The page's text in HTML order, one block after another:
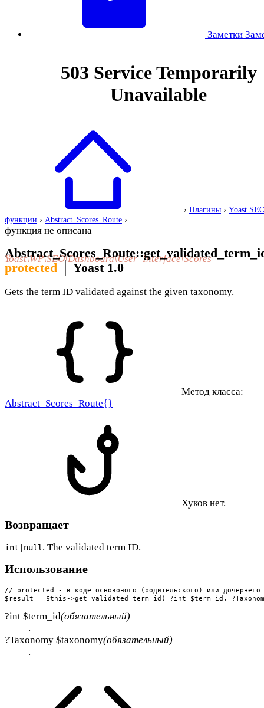
Заметки
› Плагины › Yoast
функции › Abstract_Scores_Route ›
функция не описана
Yoast\WP\SEO\Dashboard\User_Interface\Scores
protected
Yoast 1.0
Gets the term ID validated against the given taxonomy.
Метод класса:
Abstract_Scores_Route{}
Хуков нет.
Возвращает
int|null . The validated term ID.
Использование
// protected - в коде основоного (родительского) или дочернего
$result = $this->get_validated_term_id( ?int $term_id,
?int $term_id(обязательный)
.
?Taxonomy $taxonomy(обязательный)
.